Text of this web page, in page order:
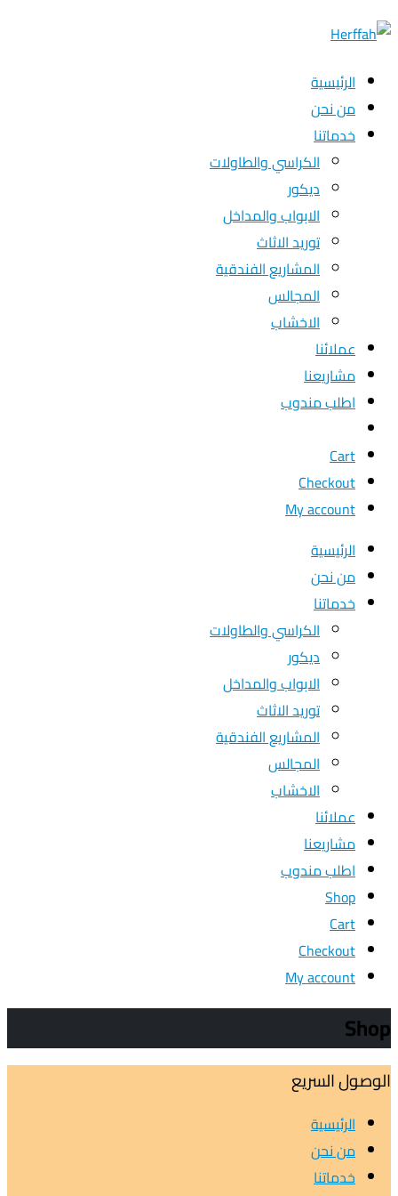
الرئيسية
من نحن
خدماتنا
الكراسي والطاولات
ديكور
الابواب والمداخل
توريد الاثاث
المشاريع الفندقية
المجالس
الاخشاب
عملائنا
مشاريعنا
اطلب مندوب
Cart
Checkout
My account
الرئيسية
من نحن
خدماتنا
الكراسي والطاولات
ديكور
الابواب والمداخل
توريد الاثاث
المشاريع الفندقية
المجالس
الاخشاب
عملائنا
مشاريعنا
اطلب مندوب
Shop
Cart
Checkout
My account
Shop
الوصول السريع
الرئيسية
من نحن
خدماتنا